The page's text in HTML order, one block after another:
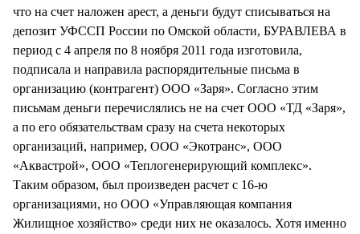
что на счет наложен арест, а деньги будут списываться на
депозит УФССП России по Омской области, БУРАВЛЕВА в
период с 4 апреля по 8 ноября 2011 года изготовила,
подписала и направила распорядительные письма в
организацию (контрагент) ООО «Заря». Согласно этим
письмам деньги перечислялись не на счет ООО «ТД «Заря»,
а по его обязательствам сразу на счета некоторых
организаций, например, ООО «Экотранс», ООО
«Аквастрой», ООО «Теплогенерирующий комплекс».
Таким образом, был произведен расчет с 16-ю
организациями, но ООО «Управляющая компания
Жилищное хозяйство» среди них не оказалось. Хотя именно